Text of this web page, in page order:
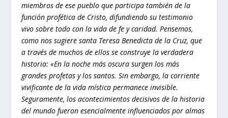
miembros de ese pueblo que participa también de la
función profética de Cristo, difundiendo su testimonio
vivo sobre todo con la vida de fe y caridad. Pensemos,
como nos sugiere santa Teresa Benedicta de la Cruz, que
a través de muchos de ellos se construye la verdadera
historia: «En la noche más oscura surgen los más
grandes profetas y los santos. Sin embargo, la corriente
vivificante de la vida mística permanece invisible.
Seguramente, los acontecimientos decisivos de la historia
del mundo fueron esencialmente influenciados por almas